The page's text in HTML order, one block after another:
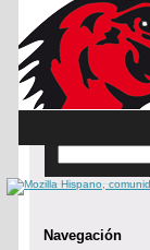
Skip to main content
Navegación